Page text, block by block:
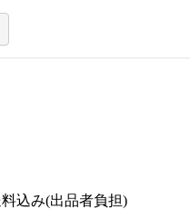
込み(出品者負担)